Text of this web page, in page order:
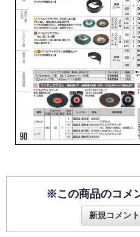
※この商品のコメ
新規コメン